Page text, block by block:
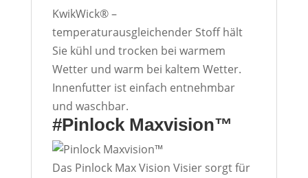
KwikWick® –
temperaturausgleichender Stoff hält
Sie kühl und trocken bei warmem
Wetter und warm bei kaltem Wetter.
Innenfutter ist einfach entnehmbar
und waschbar.
#Pinlock Maxvision™
Das Pinlock Max Vision Visier sorgt für